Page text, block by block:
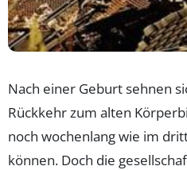
Nach einer Geburt sehnen
Rückkehr zum alten
noch wochenlang wie im
können. Doch die